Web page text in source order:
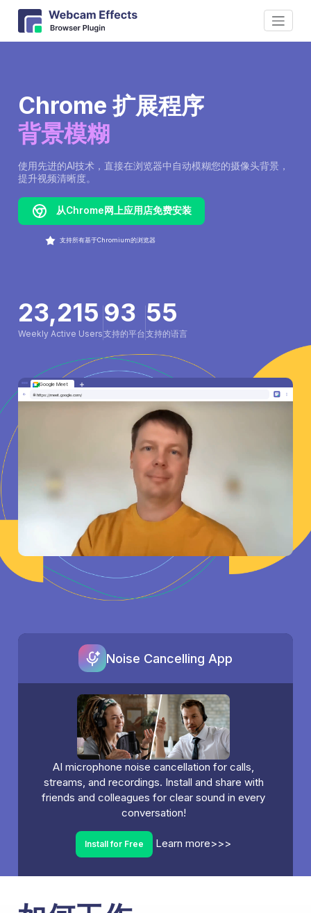
Chrome 扩展程序
背景模糊
使用先进的AI技术，直接在浏览器中自动模糊您的摄像头背景，
提升视频清晰度。
从Chrome网上应用店免费安装
支持所有基于Chromium的浏览器
23,215
Weekly Active Users
93
支持的平台
55
支持的语言
Microsoft Teams
https://teams.live.com/
YouTube
https://www.youtube.com/
Google Meet
https://meet.google.com/
Skype
https://www.skype.com/
Noise Cancelling App
AI microphone noise cancellation for calls,
streams, and recordings. Install and share with
friends and colleagues for clear sound in every
conversation!
Install for Free Learn more>>>